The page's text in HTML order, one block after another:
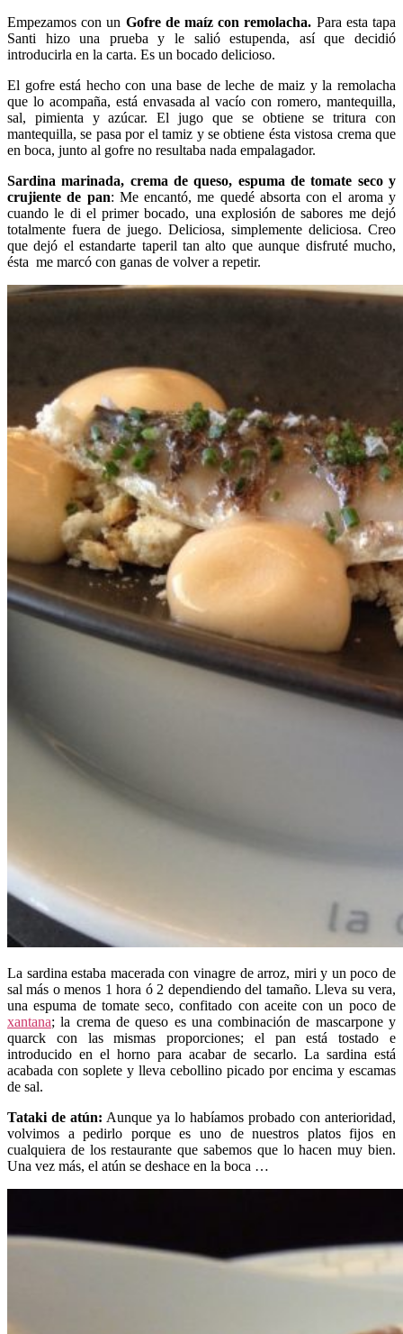
Empezamos con un Gofre de maíz con remolacha. Para esta tapa
Santi hizo una prueba y le salió estupenda, así que decidió
introducirla en la carta. Es un bocado delicioso.
El gofre está hecho con una base de leche de maiz y la remolacha
que lo acompaña, está envasada al vacío con romero, mantequilla,
sal, pimienta y azúcar. El jugo que se obtiene se tritura con
mantequilla, se pasa por el tamiz y se obtiene ésta vistosa crema que
en boca, junto al gofre no resultaba nada empalagador.
Sardina marinada, crema de queso, espuma de tomate seco y
crujiente de pan: Me encantó, me quedé absorta con el aroma y
cuando le di el primer bocado, una explosión de sabores me dejó
totalmente fuera de juego. Deliciosa, simplemente deliciosa. Creo
que dejó el estandarte taperil tan alto que aunque disfruté mucho,
ésta me marcó con ganas de volver a repetir.
La sardina estaba macerada con vinagre de arroz, miri y un poco de
sal más o menos 1 hora ó 2 dependiendo del tamaño. Lleva su vera,
una espuma de tomate seco, confitado con aceite con un poco de
xantana; la crema de queso es una combinación de mascarpone y
quarck con las mismas proporciones; el pan está tostado e
introducido en el horno para acabar de secarlo. La sardina está
acabada con soplete y lleva cebollino picado por encima y escamas
de sal.
Tataki de atún: Aunque ya lo habíamos probado con anterioridad,
volvimos a pedirlo porque es uno de nuestros platos fijos en
cualquiera de los restaurante que sabemos que lo hacen muy bien.
Una vez más, el atún se deshace en la boca …